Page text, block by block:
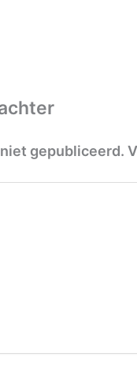
gepubliceerd.